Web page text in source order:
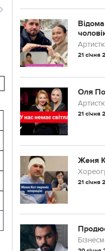
21 січня
Оля
21 січня
Женя
21 січня